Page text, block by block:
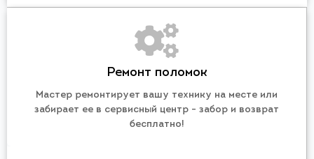
Ремонт поломок
Мастер ремонтирует вашу технику на месте или
забирает ее в сервисный центр - забор и возврат
бесплатно!